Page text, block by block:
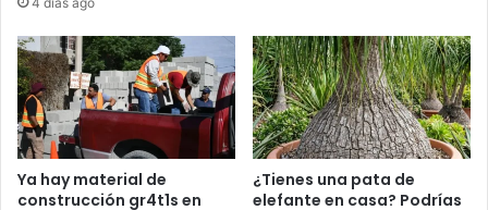
Ya hay material de
construcción gr4t1s en
¿Tienes una pata de
elefante en casa? Podrías